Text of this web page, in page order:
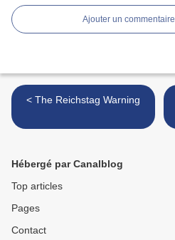
Ajouter un commentaire
< The Reichstag Warning
Hébergé par Canalblog
Top articles
Pages
Contact